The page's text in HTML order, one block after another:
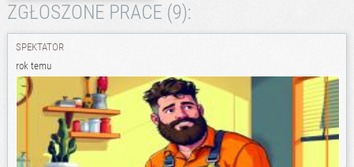
ZGŁOSZONE PRACE (9):
SPEKTATOR
rok temu